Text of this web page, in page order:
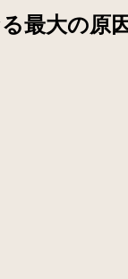
最大の原